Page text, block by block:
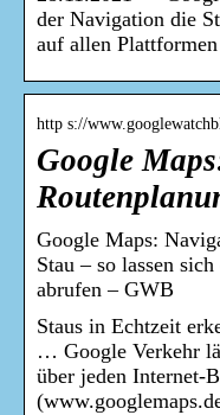
der Navigation die
auf allen
http s://
Google
Google Maps:
Stau – so lassen
abrufen – GWB
Staus in Echtzeit
… Google Verkehr
über jeden Internet-